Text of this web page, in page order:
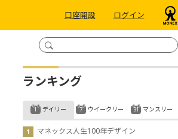
口座開設 ログイン
ランキング
デイリー
マネックス人生100年デザイン
ウイークリー マンスリー